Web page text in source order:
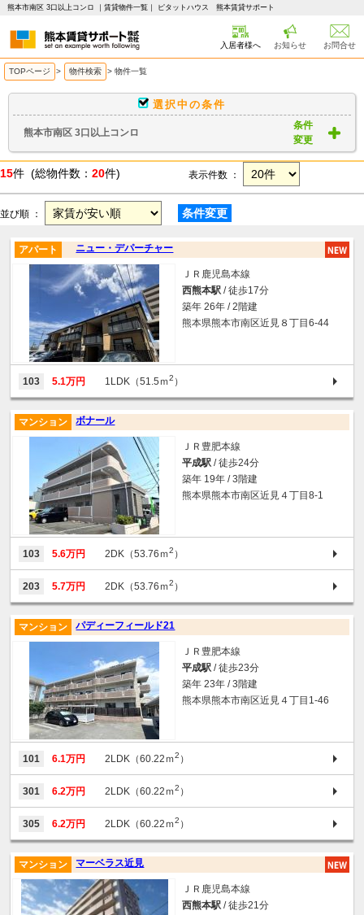
熊本市南区 3口以上コンロ ｜賃貸物件一覧｜ ピタットハウス 熊本賃貸サポート
入居者様へ お知らせ お問合せ
TOPページ > 物件検索 > 物件一覧
選択中の条件
熊本市南区 3口以上コンロ
条件
変更
15件 (総物件数： 20件) 表示件数 ：
並び順 ： 条件変更
ニュー・デパーチャー
アパート
ＪＲ鹿児島本線
西熊本駅 / 徒歩17分
築年 26年 / 2階建
熊本県熊本市南区近見８丁目6-44
103 5.1万円 1LDK（51.5ｍ2 ）
ボナール
マンション
ＪＲ豊肥本線
平成駅 / 徒歩24分
築年 19年 / 3階建
熊本県熊本市南区近見４丁目8-1
103 5.6万円 2DK（53.76ｍ2 ）
203 5.7万円 2DK（53.76ｍ2 ）
パディーフィールド21
マンション
ＪＲ豊肥本線
平成駅 / 徒歩23分
築年 23年 / 3階建
熊本県熊本市南区近見４丁目1-46
101 6.1万円 2LDK（60.22ｍ2 ）
301 6.2万円 2LDK（60.22ｍ2 ）
305 6.2万円 2LDK（60.22ｍ2 ）
マーベラス近見
マンション
ＪＲ鹿児島本線
西熊本駅 / 徒歩21分